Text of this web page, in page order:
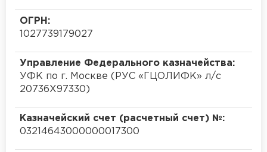
ОГРН:
1027739179027
Управление Федерального казначейства:
УФК по г. Москве (РУС «ГЦОЛИФК» л/с
20736X97330)
Казначейский счет (расчетный счет) №:
03214643000000017300